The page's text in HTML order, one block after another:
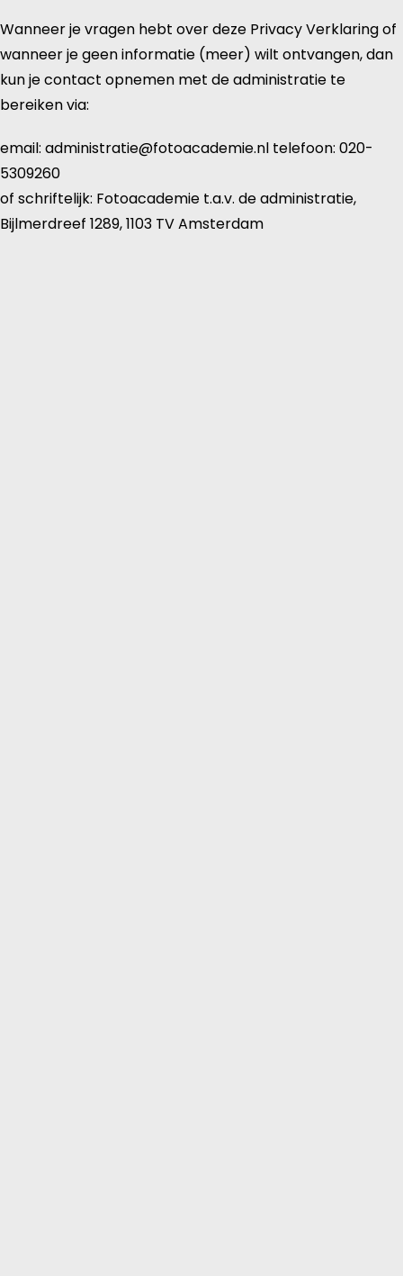
Wanneer je vragen hebt over deze Privacy Verklaring of
wanneer je geen informatie (meer) wilt ontvangen, dan
kun je contact opnemen met de administratie te
bereiken via:
email: administratie@fotoacademie.nl telefoon: 020-
5309260
of schriftelijk: Fotoacademie t.a.v. de administratie,
Bijlmerdreef 1289, 1103 TV Amsterdam